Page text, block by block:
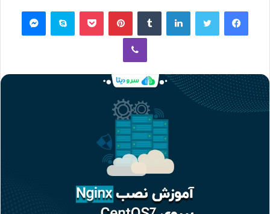
فیسبوک لینکداین پینتریست پاکت اسکایپ
وایبر